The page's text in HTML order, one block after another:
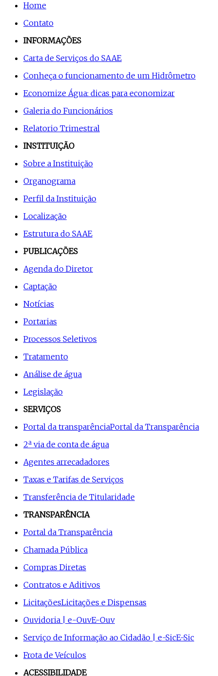
Home
Contato
INFORMAÇÕES
Carta de Serviços do SAAE
Conheça o funcionamento de um Hidrômetro
Economize Água: dicas para economizar
Galeria do Funcionários
Relatorio Trimestral
INSTITUIÇÃO
Sobre a Instituição
Organograma
Perfil da Instituição
Localização
Estrutura do SAAE
PUBLICAÇÕES
Agenda do Diretor
Captação
Notícias
Portarias
Processos Seletivos
Tratamento
Análise de água
Legislação
SERVIÇOS
Portal da transparênciaPortal da Transparência
2ª via de conta de água
Agentes arrecadadores
Taxas e Tarifas de Serviços
Transferência de Titularidade
TRANSPARÊNCIA
Portal da Transparência
Chamada Pública
Compras Diretas
Contratos e Aditivos
LicitaçõesLicitações e Dispensas
Ouvidoria | e-OuvE-Ouv
Serviço de Informação ao Cidadão | e-SicE-Sic
Frota de Veículos
ACESSIBILIDADE